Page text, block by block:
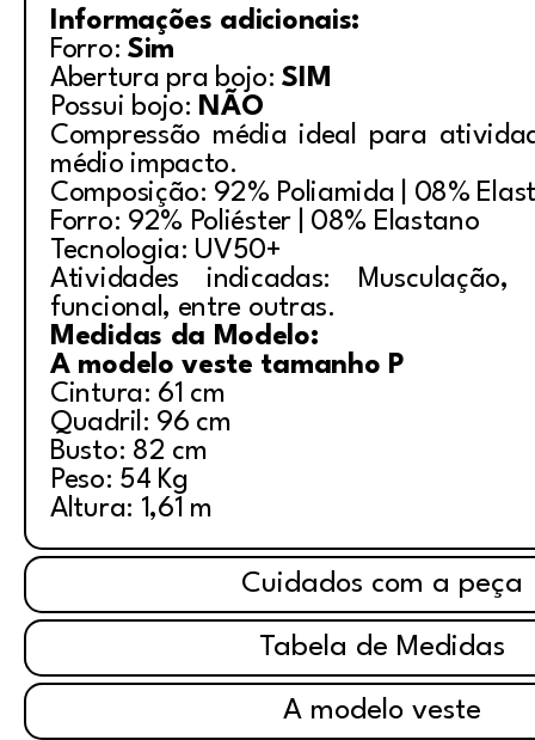
Informações adicionais:
Forro: Sim
Abertura pra bojo:SIM
Possui bojo: NÃO
Compressão média ideal para
médio impacto.
Composição: 92% Poliamida | 08%
Forro: 92% Poliéster | 08% Elastano
Tecnologia: UV50+
Atividades indicadas:
funcional, entre outras.
Medidas da Modelo:
A modelo veste tamanho P
Cintura: 61 cm
Quadril: 96 cm
Busto: 82 cm
Peso: 54 Kg
Altura: 1,61 m
Cuidados com a peça
Tabela de Medidas
A modelo veste